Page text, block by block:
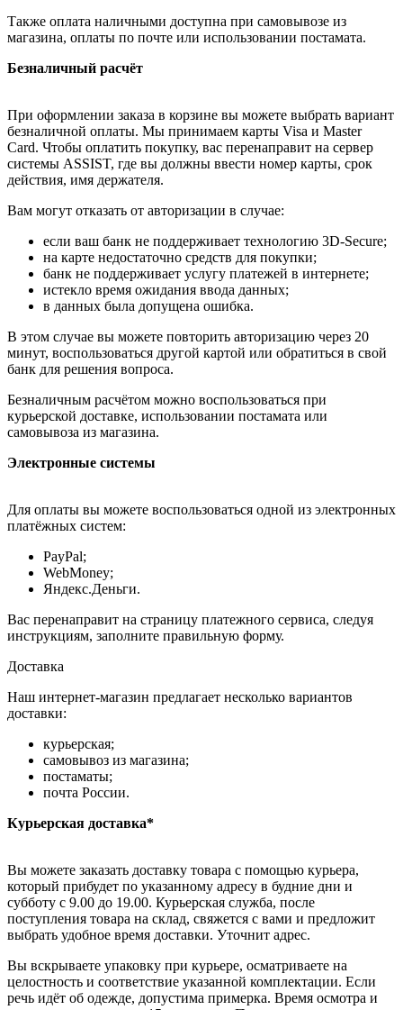
Также оплата наличными доступна при самовывозе из
магазина, оплаты по почте или использовании постамата.
Безналичный расчёт
При оформлении заказа в корзине вы можете выбрать вариант
безналичной оплаты. Мы принимаем карты Visa и Master
Card. Чтобы оплатить покупку, вас перенаправит на сервер
системы ASSIST, где вы должны ввести номер карты, срок
действия, имя держателя.
Вам могут отказать от авторизации в случае:
если ваш банк не поддерживает технологию 3D-Secure;
на карте недостаточно средств для покупки;
банк не поддерживает услугу платежей в интернете;
истекло время ожидания ввода данных;
в данных была допущена ошибка.
В этом случае вы можете повторить авторизацию через 20
минут, воспользоваться другой картой или обратиться в свой
банк для решения вопроса.
Безналичным расчётом можно воспользоваться при
курьерской доставке, использовании постамата или
самовывоза из магазина.
Электронные системы
Для оплаты вы можете воспользоваться одной из электронных
платёжных систем:
PayPal;
WebMoney;
Яндекс.Деньги.
Вас перенаправит на страницу платежного сервиса, следуя
инструкциям, заполните правильную форму.
Доставка
Наш интернет-магазин предлагает несколько вариантов
доставки:
курьерская;
самовывоз из магазина;
постаматы;
почта России.
Курьерская доставка*
Вы можете заказать доставку товара с помощью курьера,
который прибудет по указанному адресу в будние дни и
субботу с 9.00 до 19.00. Курьерская служба, после
поступления товара на склад, свяжется с вами и предложит
выбрать удобное время доставки. Уточнит адрес.
Вы вскрываете упаковку при курьере, осматриваете на
целостность и соответствие указанной комплектации. Если
речь идёт об одежде, допустима примерка. Время осмотра и